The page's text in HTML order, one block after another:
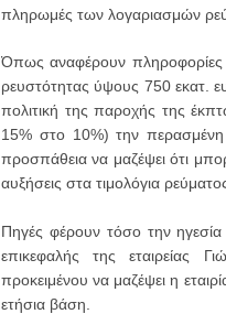
πληρωμές των λογαριασμών
Όπως αναφέρουν πληροφορίες
ρευστότητας ύψους 750 εκατ.
πολιτική της παροχής της
15% στο 10%) την περασμένη
προσπάθεια να μαζέψει ότι
αυξήσεις στα τιμολόγια
Πηγές φέρουν τόσο την ηγεσία
επικεφαλής της εταιρείας
προκειμένου να μαζέψει η
ετήσια βάση.